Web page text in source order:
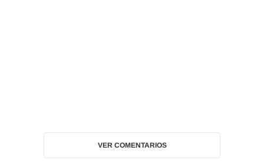
VER COMENTARIOS